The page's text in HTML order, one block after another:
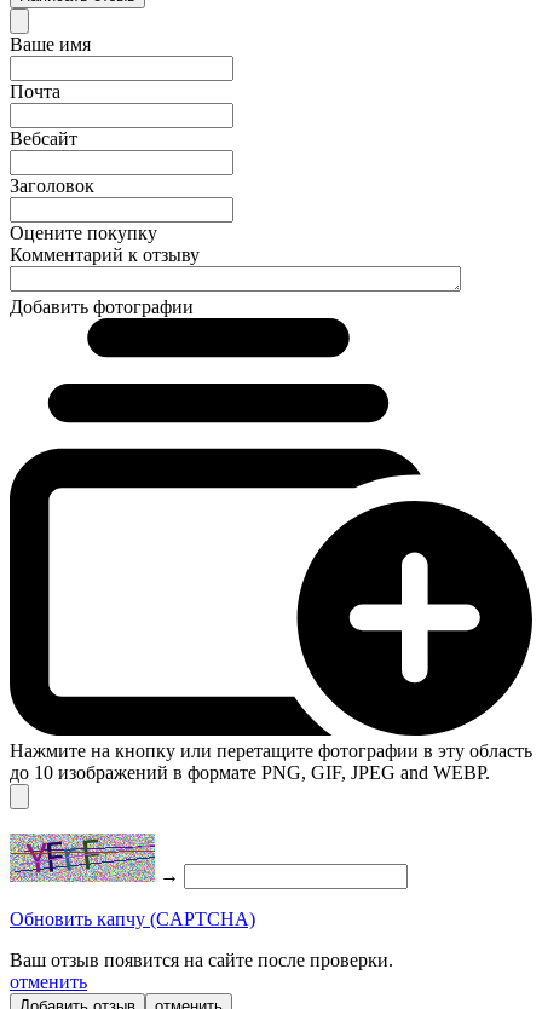
Ваше имя
Почта
Вебсайт
Заголовок
Оцените покупку
Комментарий к отзыву
Добавить фотографии
Нажмите на кнопку или перетащите фотографии в эту область
до 10 изображений в формате PNG, GIF, JPEG and WEBP.
→
Обновить капчу (CAPTCHA)
Ваш отзыв появится на сайте после проверки.
отменить